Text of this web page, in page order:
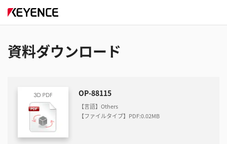
資料ダウンロード
OP-88115
【言語】Others
【ファイルタイプ】PDF:0.02MB